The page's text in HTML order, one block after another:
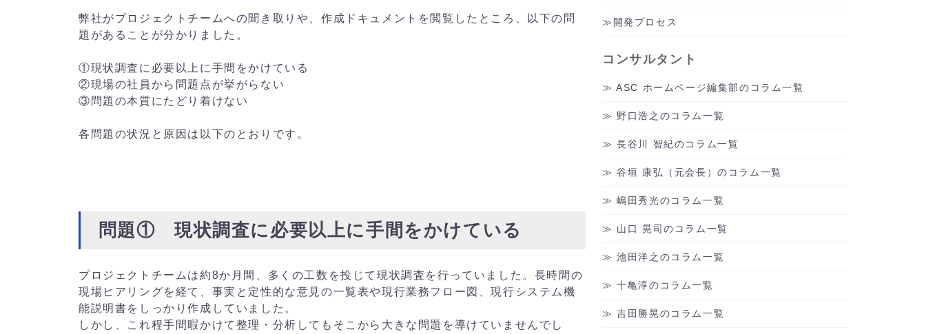
弊社がプロジェクトチームへの聞き取りや、作成ドキュメントを閲覧したところ、以下の問
題があることが分かりました。
①現状調査に必要以上に手間をかけている
②現場の社員から問題点が挙がらない
③問題の本質にたどり着けない
各問題の状況と原因は以下のとおりです。
問題① 現状調査に必要以上に手間をかけている
プロジェクトチームは約8か月間、多くの工数を投じて現状調査を行っていました。長時間の
現場ヒアリングを経て、事実と定性的な意見の一覧表や現行業務フロー図、現行システム機
能説明書をしっかり作成していました。
しかし、これ程手間暇かけて整理・分析してもそこから大きな問題を導けていませんでし
開発プロセス
コンサルタント
ASC ホームページ編集部のコラム一覧
野口浩之のコラム一覧
長谷川 智紀のコラム一覧
谷垣 康弘（元会長）のコラム一覧
嶋田秀光のコラム一覧
山口 晃司のコラム一覧
池田洋之のコラム一覧
十亀淳のコラム一覧
吉田勝晃のコラム一覧